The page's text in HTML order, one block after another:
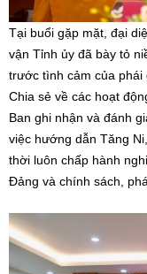
Tại buổi gặp mặt, đại
vận Tỉnh ủy đã bày tỏ
trước tình cảm của phái
Chia sẻ về các hoạt
Ban ghi nhận và đánh
việc hướng dẫn Tăng
thời luôn chấp hành
Đảng và chính sách,